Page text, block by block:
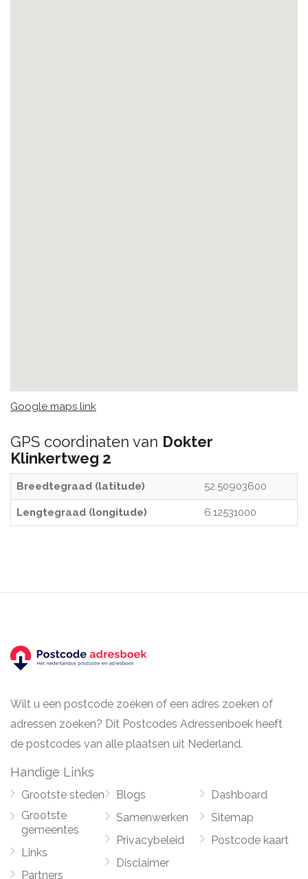
Google maps link
GPS coordinaten van Dokter
Klinkertweg 2
Breedtegraad (latitude) 52.50903600
Lengtegraad (longitude) 6.12531000
Wilt u een postcode zoeken of een adres zoeken of
adressen zoeken? Dit Postcodes Adressenboek heeft
de postcodes van alle plaatsen uit Nederland.
Handige Links
Grootste steden
Grootste
gemeentes
Links
Partners
Blogs
Samenwerken
Privacybeleid
Disclaimer
Dashboard
Sitemap
Postcode kaart